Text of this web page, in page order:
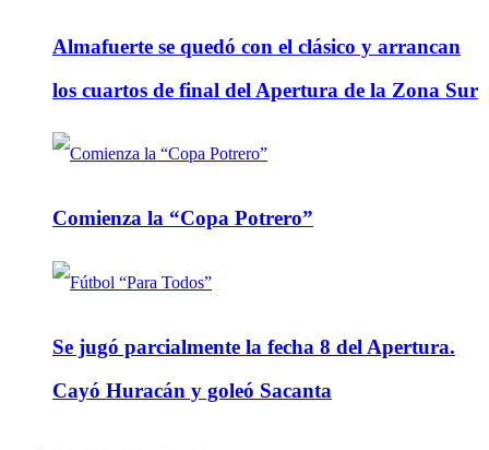
Almafuerte se quedó con el clásico y arrancan
los cuartos de final del Apertura de la Zona Sur
Comienza la “Copa Potrero”
Se jugó parcialmente la fecha 8 del Apertura.
Cayó Huracán y goleó Sacanta